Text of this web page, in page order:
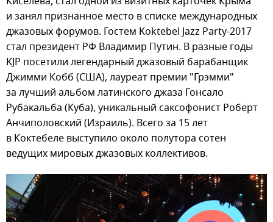
и занял признанное место в списке международных
джазовых форумов. Гостем Koktebel Jazz Party-2017
стал президент РФ Владимир Путин. В разные годы
KJP посетили легендарный джазовый барабанщик
Джимми Кобб (США), лауреат премии "Грэмми"
за лучший альбом латинского джаза Гонсало
Рубакальба (Куба), уникальный саксофонист Роберт
Анчиполовский (Израиль). Всего за 15 лет
в Коктебеле выступило около полутора сотен
ведущих мировых джазовых коллективов.